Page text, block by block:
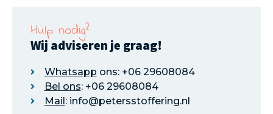
Hulp nodig?
Wij adviseren je graag!
Whatsapp ons: +06 29608084
Bel ons: +06 29608084
Mail: info@petersstoffering.nl